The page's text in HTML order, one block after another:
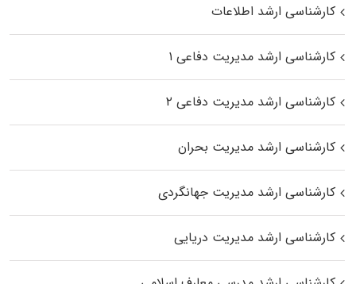
کارشناسی ارشد اطلاعات
کارشناسی ارشد مدیریت دفاعی ۱
کارشناسی ارشد مدیریت دفاعی ۲
کارشناسی ارشد مدیریت بحران
کارشناسی ارشد مدیریت جهانگردی
کارشناسی ارشد مدیریت دریایی